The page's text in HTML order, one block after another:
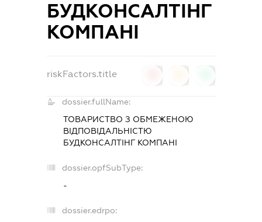
БУДКОНСАЛТІНГ
КОМПАНІ
riskFactors.title
dossier.fullName:
ТОВАРИСТВО З ОБМЕЖЕНОЮ
ВІДПОВІДАЛЬНІСТЮ
БУДКОНСАЛТІНГ КОМПАНІ
dossier.opfSubType:
-
dossier.edrpo: